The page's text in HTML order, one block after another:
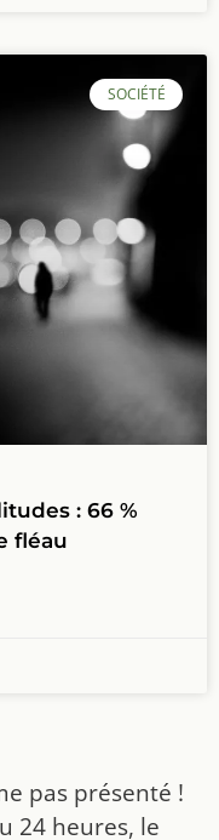
SOCIÉTÉ
: 66 %
fléau
pas présenté !
24 heures, le